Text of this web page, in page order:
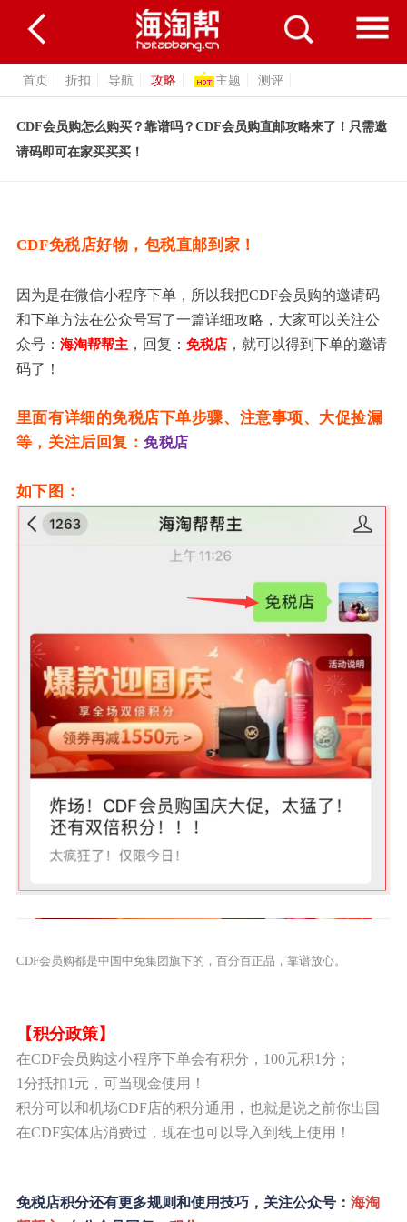
首页 折扣 导航 攻略 主题 测评
CDF会员购怎么购买？靠谱吗？CDF会员购直邮攻略来了！只需邀
请码即可在家买买买！
CDF免税店好物，包税直邮到家！
因为是在微信小程序下单，所以我把CDF会员购的邀请码
和下单方法在公众号写了一篇详细攻略，大家可以关注公
众号： 海淘帮帮主，回复： 免税店，就可以得到下单的邀请
码了！
里面有详细的免税店下单步骤、注意事项、大促捡漏
等，关注后回复：免税店
如下图：
CDF会员购都是中国中免集团旗下的，百分百正品，靠谱放心。
【积分政策】
在CDF会员购这小程序下单会有积分，100元积1分；
1分抵扣1元，可当现金使用！
积分可以和机场CDF店的积分通用，也就是说之前你出国
在CDF实体店消费过，现在也可以导入到线上使用！
免税店积分还有更多规则和使用技巧，关注公众号： 海淘